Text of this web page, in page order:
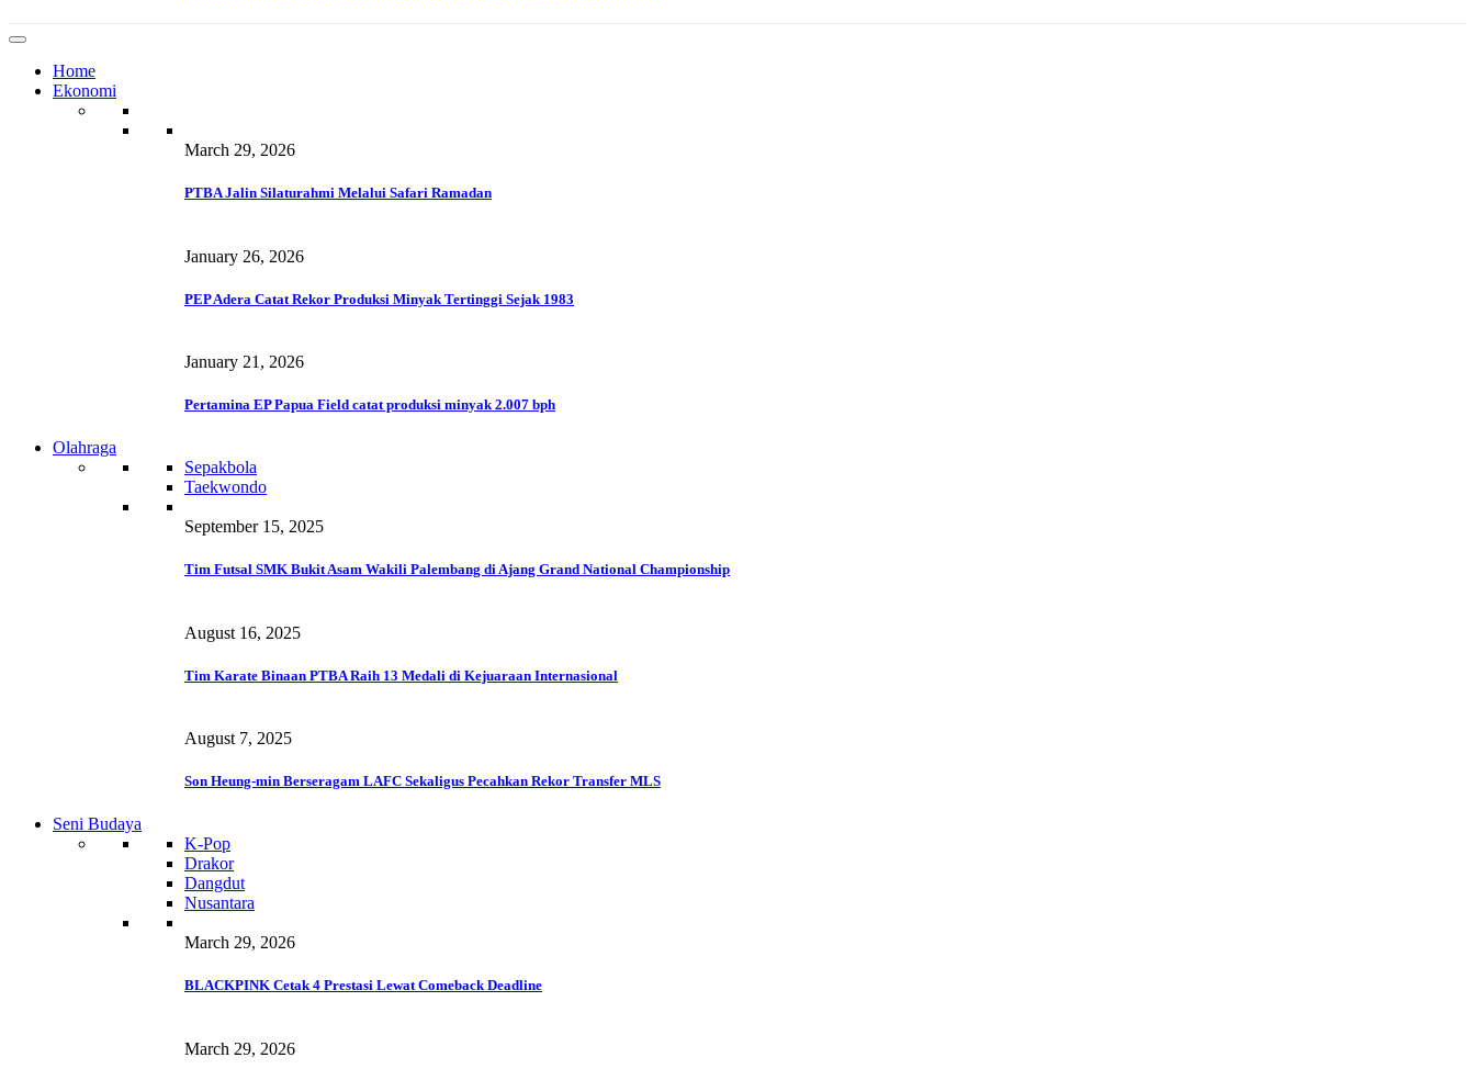
Home
Ekonomi
March 29, 2026
PTBA Jalin Silaturahmi Melalui Safari Ramadan
January 26, 2026
PEP Adera Catat Rekor Produksi Minyak Tertinggi Sejak 1983
January 21, 2026
Pertamina EP Papua Field catat produksi minyak 2.007 bph
Olahraga
Sepakbola
Taekwondo
September 15, 2025
Tim Futsal SMK Bukit Asam Wakili Palembang di Ajang Grand National Championship
August 16, 2025
Tim Karate Binaan PTBA Raih 13 Medali di Kejuaraan Internasional
August 7, 2025
Son Heung-min Berseragam LAFC Sekaligus Pecahkan Rekor Transfer MLS
Seni Budaya
K-Pop
Drakor
Dangdut
Nusantara
March 29, 2026
BLACKPINK Cetak 4 Prestasi Lewat Comeback Deadline
March 29, 2026